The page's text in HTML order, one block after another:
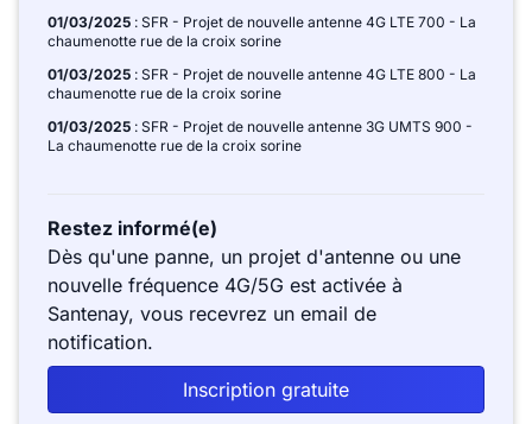
01/03/2025 : SFR - Projet de nouvelle antenne 4G LTE 700 - La
chaumenotte rue de la croix sorine
01/03/2025 : SFR - Projet de nouvelle antenne 4G LTE 800 - La
chaumenotte rue de la croix sorine
01/03/2025 : SFR - Projet de nouvelle antenne 3G UMTS 900 -
La chaumenotte rue de la croix sorine
Restez informé(e)
Dès qu'une panne, un projet d'antenne ou une
nouvelle fréquence 4G/5G est activée à
Santenay, vous recevrez un email de
notification.
Inscription gratuite